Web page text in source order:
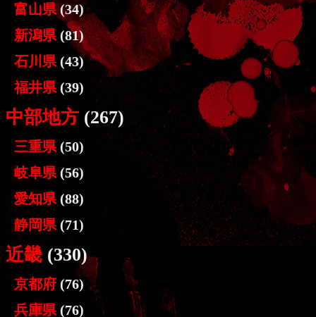
富山県 (34)
新潟県 (81)
石川県 (43)
福井県 (39)
中部地方 (267)
三重県 (50)
岐阜県 (56)
愛知県 (88)
静岡県 (71)
近畿 (330)
京都府 (76)
兵庫県 (76)